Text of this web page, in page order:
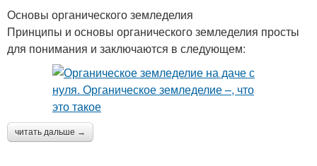
Основы органического земледелия
Принципы и основы органического земледелия просты
для понимания и заключаются в следующем:
читать дальше →